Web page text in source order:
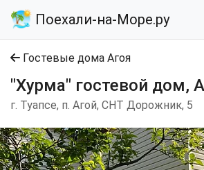
Поехали-на-Море.ру
Гостевые дома Агоя
"Хурма" гостевой дом,
г. Туапсе, п. Агой, СНТ Дорожник, 5